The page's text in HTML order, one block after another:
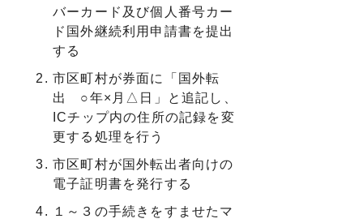
バーカード及び個人番号カー
ド国外継続利用申請書を提出
する
市区町村が券面に「国外転
出 ○年×月△日」と追記し、
ICチップ内の住所の記録を変
更する処理を行う
市区町村が国外転出者向けの
電子証明書を発行する
１～３の手続きをすませたマ